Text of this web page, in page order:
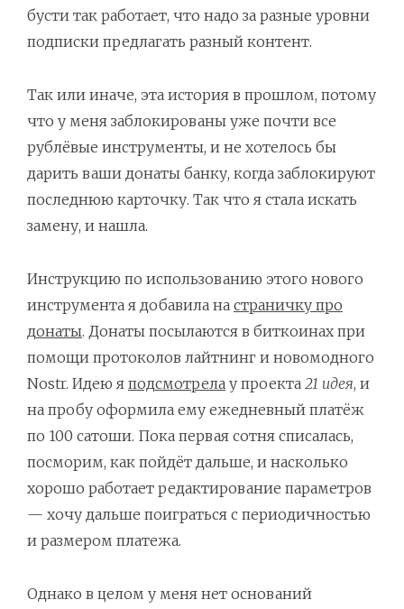
бусти так работает, что надо за разные уровни
подписки предлагать разный контент.
Так или иначе, эта история в прошлом, потому
что у меня заблокированы уже почти все
рублёвые инструменты, и не хотелось бы
дарить ваши донаты банку, когда заблокируют
последнюю карточку. Так что я стала искать
замену, и нашла.
Инструкцию по использованию этого нового
инструмента я добавила на страничку про
донаты. Донаты посылаются в биткоинах при
помощи протоколов лайтнинг и новомодного
Nostr. Идею я подсмотрела у проекта 21 идея, и
на пробу оформила ему ежедневный платёж
по 100 сатоши. Пока первая сотня списалась,
посморим, как пойдёт дальше, и насколько
хорошо работает редактирование параметров
— хочу дальше поиграться с периодичностью
и размером платежа.
Однако в целом у меня нет оснований